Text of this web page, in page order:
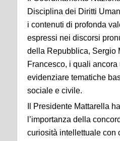
Disciplina dei Diritti
i contenuti di profonda
espressi nei discorsi
della Repubblica, Sergio
Francesco, i quali
evidenziare tematiche
sociale e civile.
Il Presidente Mattarella
l’importanza della
curiosità intellettuale con